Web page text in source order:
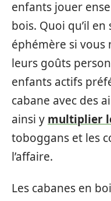
enfants jouer
bois. Quoi qu’il
éphémère si vous
leurs goûts
enfants actifs
cabane avec des
ainsi y multiplier
toboggans et les
l’affaire.
Les cabanes en